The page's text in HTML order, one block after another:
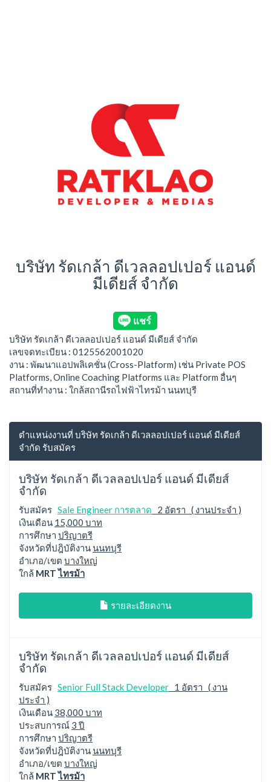
บริษัท รัดเกล้า ดีเวลลอปเปอร์ แอนด์
มีเดียส์ จำกัด
บริษัท รัดเกล้า ดีเวลลอปเปอร์ แอนด์ มีเดียส์ จำกัด
เลขจดทะเบียน : 0125562001020
งาน : พัฒนาแอปพลิเคชั่น (Cross-Platform) เช่น Private POS
Platforms, Online Coaching Platforms และ Platform อื่นๆ
สถานที่ทำงาน : ใกล้สถานีรถไฟฟ้าไทรม้า นนทบุรี
ตำแหน่งงานที่ บริษัท รัดเกล้า ดีเวลลอปเปอร์ แอนด์ มีเดียส์
จำกัด รับสมัคร
บริษัท รัดเกล้า ดีเวลลอปเปอร์ แอนด์ มีเดียส์
จำกัด
รับสมัคร Sale Engineer การตลาด 2 อัตรา ( งานประจำ )
เงินเดือน 15,000 บาท
การศึกษา ปริญาตรี
จังหวัดที่ปฎิบัติงานนนทบุรี
อำเภอ/เขต บางใหญ่
ใกล้ MRTไทรม้า
รายละเอียดงาน
บริษัท รัดเกล้า ดีเวลลอปเปอร์ แอนด์ มีเดียส์
จำกัด
รับสมัคร Senior Full Stack Developer 1 อัตรา ( งาน
ประจำ )
เงินเดือน 38,000 บาท
ประสบการณ์ 3 ปี
การศึกษา ปริญาตรี
จังหวัดที่ปฎิบัติงานนนทบุรี
อำเภอ/เขต บางใหญ่
ใกล้ MRTไทรม้า